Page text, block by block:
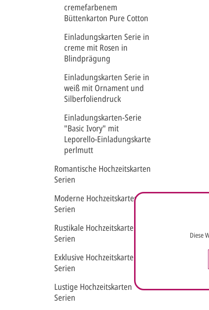
cremefarbenem
Büttenkarton Pure Cotton
Einladungskarten Serie in
creme mit Rosen in
Blindprägung
Einladungskarten Serie in
weiß mit Ornament und
Silberfoliendruck
Einladungskarten-Serie
"Basic Ivory" mit
Leporello-Einladungskarte
perlmutt
Romantische Hochzeitskarten
Serien
Moderne Hochzeitskarten
Serien
Rustikale Hochzeitskarten
Serien
Exklusive Hochzeitskarten
Serien
Lustige Hochzeitskarten
Serien
Diese